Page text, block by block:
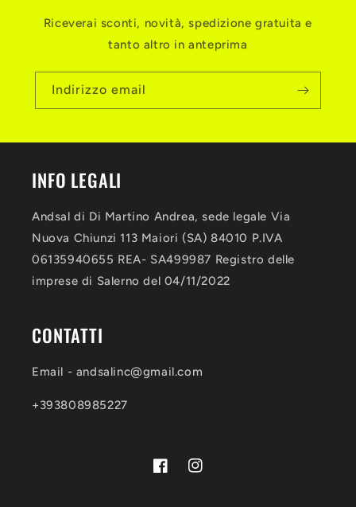
Riceverai sconti, novità, spedizione gratuita e
tanto altro in anteprima
Indirizzo email
INFO LEGALI
Andsal di Di Martino Andrea, sede legale Via
Nuova Chiunzi 113 Maiori (SA) 84010 P.IVA
06135940655 REA- SA499987 Registro delle
imprese di Salerno del 04/11/2022
CONTATTI
Email - andsalinc@gmail.com
+393808985227
FacebookInstagram